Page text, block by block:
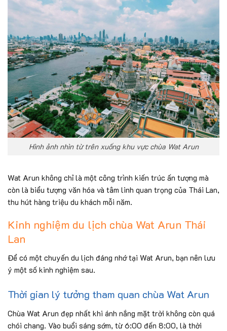
Hình ảnh nhìn từ trên xuống khu vực chùa Wat Arun
Wat Arun không chỉ là một công trình kiến trúc ấn tượng mà
còn là biểu tượng văn hóa và tâm linh quan trọng của Thái Lan,
thu hút hàng triệu du khách mỗi năm.
Kinh nghiệm du lịch chùa Wat Arun Thái
Lan
Để có một chuyến du lịch đáng nhớ tại Wat Arun, bạn nên lưu
ý một số kinh nghiệm sau.
Thời gian lý tưởng tham quan chùa Wat Arun
Chùa Wat Arun đẹp nhất khi ánh nắng mặt trời không còn quá
chói chang. Vào buổi sáng sớm, từ 6:00 đến 8:00, là thời